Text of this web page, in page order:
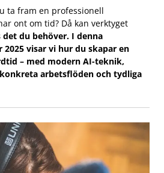
ta fram en professionell
ont om tid? Då kan verktyget
det du behöver. I denna
visar vi hur du skapar en
– med modern AI-teknik,
arbetsflöden och tydliga